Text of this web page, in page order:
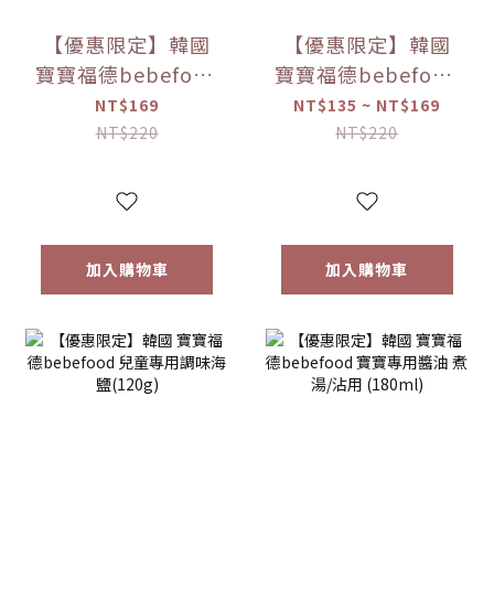
【優惠限定】韓國
寶寶福德bebefood
米餅 原味/蘋果/梨/
紅薯/南瓜 (20g)
NT$169
NT$220
加入購物車
【優惠限定】韓國
寶寶福德bebefood
糙米餅 磨牙餅乾 蔬
菜/水果 (25g) 【優
NT$135 ~ NT$169
NT$220
加入購物車